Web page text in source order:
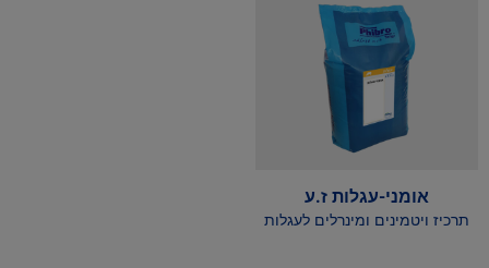
אומני-עגלות ז.ע
תרכיז ויטמינים ומינרלים לעגלות